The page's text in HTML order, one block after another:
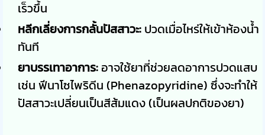
เร็วขึ้น
หลีกเลี่ยงการกลั้นปัสสาวะ: ปวดเมื่อไหร่ให้เข้าห้องน้ำ
ทันที
ยาบรรเทาอาการ: อาจใช้ยาที่ช่วยลดอาการปวดแสบ
เช่น ฟีนาโซไพริดีน (Phenazopyridine) ซึ่งจะทำให้
ปัสสาวะเปลี่ยนเป็นสีส้มแดง (เป็นผลปกติของยา)